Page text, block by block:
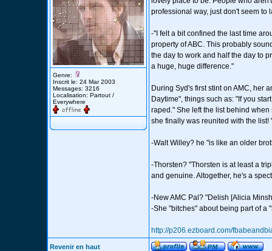
Genre:
Inscrit le: 24 Mar 2003
Messages: 3216
Localisation: Partout /
Everywhere
professional way, just don't seem to
-"I felt a bit confined the last time
property of ABC. This probably
the day to work and half the day to
a huge, huge difference."
During Syd's first stint on AMC, her
Daytime", things such as: "If you
raped." She left the list behind
she finally was reunited with the list!
-Walt Willey? he "is like an older
-Thorsten? "Thorsten is at least a
and genuine. Altogether, he's a
-New AMC Pal? "Delish [Alicia
-She "bitches" about being part of a
http://p206.ezboard.com/
Revenir en haut